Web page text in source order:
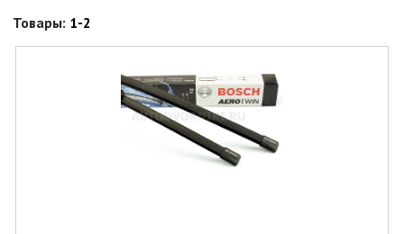
Товары: 1-2